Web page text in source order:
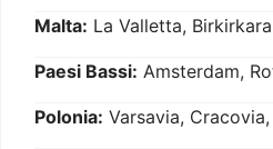
Malta: La Valletta,
Paesi Bassi: Amsterdam,
Polonia: Varsavia,